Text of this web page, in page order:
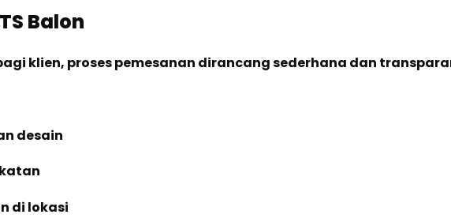
Balon
klien, proses pemesanan dirancang sederhana dan
desain
di lokasi